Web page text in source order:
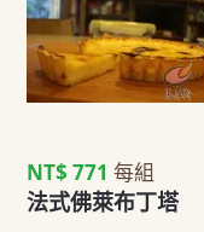
NT$ 771 每組
法式佛萊布丁塔